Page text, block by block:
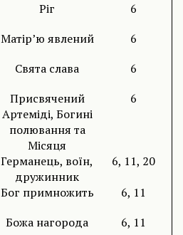
Ріг
6
Матір’ю явлений
6
Свята слава
6
Присвячений
Артеміді, Богині
полювання та
Місяця
6
Германець, воїн,
дружинник
6, 11, 20
Бог примножить
6, 11
Божа нагорода
6, 11